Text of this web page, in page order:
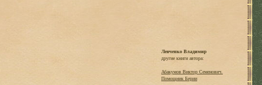
Левченко Владимир
другие книги автора:
Абакумов Виктор Семенович.
Помощник Берии